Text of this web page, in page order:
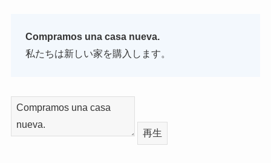
Compramos una casa nueva.
私たちは新しい家を購入します。
再生